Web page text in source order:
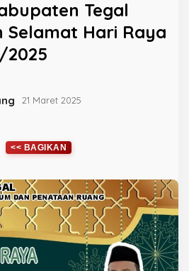
Tegal
Selamat Hari Raya
2025
21 Maret 2025